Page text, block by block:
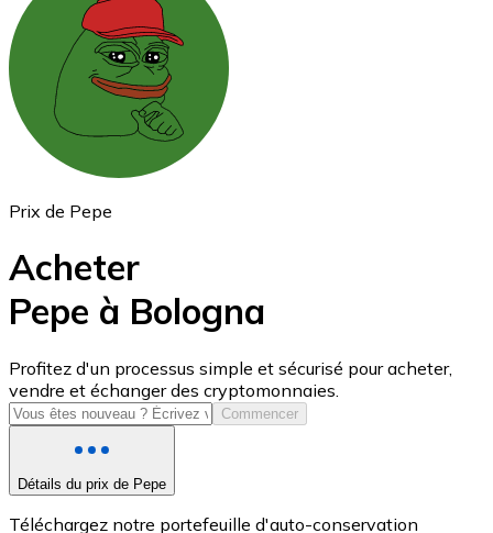
Ethereum
ETH
USD Coin
USDC
Prix de Pepe
Acheter
Pepe à Bologna
Profitez d'un processus simple et sécurisé pour acheter,
vendre et échanger des cryptomonnaies.
Commencer
Détails du prix de Pepe
Téléchargez notre portefeuille d'auto-conservation